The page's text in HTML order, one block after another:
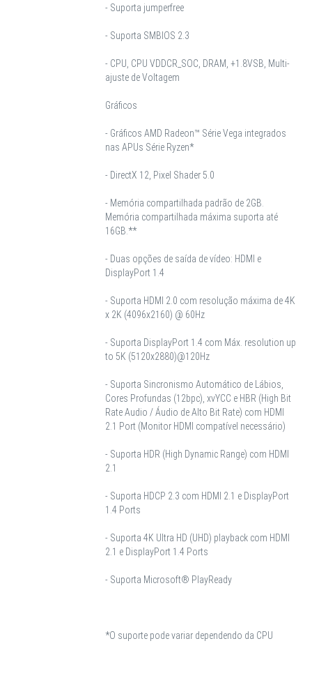
- Suporta jumperfree
- Suporta SMBIOS 2.3
- CPU, CPU VDDCR_SOC, DRAM, +1.8VSB, Multi-
ajuste de Voltagem
Gráficos
- Gráficos AMD Radeon™ Série Vega integrados
nas APUs Série Ryzen*
- DirectX 12, Pixel Shader 5.0
- Memória compartilhada padrão de 2GB.
Memória compartilhada máxima suporta até
16GB.**
- Duas opções de saída de vídeo: HDMI e
DisplayPort 1.4
- Suporta HDMI 2.0 com resolução máxima de 4K
x 2K (4096x2160) @ 60Hz
- Suporta DisplayPort 1.4 com Máx. resolution up
to 5K (5120x2880)@120Hz
- Suporta Sincronismo Automático de Lábios,
Cores Profundas (12bpc), xvYCC e HBR (High Bit
Rate Audio / Áudio de Alto Bit Rate) com HDMI
2.1 Port (Monitor HDMI compatível necessário)
- Suporta HDR (High Dynamic Range) com HDMI
2.1
- Suporta HDCP 2.3 com HDMI 2.1 e DisplayPort
1.4 Ports
- Suporta 4K Ultra HD (UHD) playback com HDMI
2.1 e DisplayPort 1.4 Ports
- Suporta Microsoft® PlayReady
*O suporte pode variar dependendo da CPU